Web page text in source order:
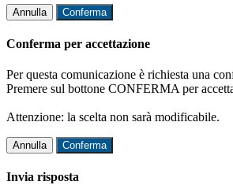
Annulla Conferma
Conferma per accettazione
Per questa comunicazione è richiesta una
Premere sul bottone CONFERMA per
Attenzione: la scelta non sarà modificabile.
Annulla Conferma
Invia risposta